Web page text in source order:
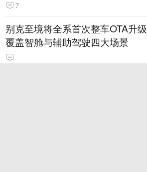
7
别克至境将全系首次整车OTA升级
覆盖智舱与辅助驾驶四大场景